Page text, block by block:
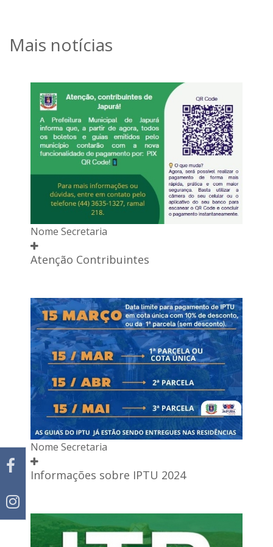
Mais notícias
Nome Secretaria
Atenção Contribuintes
Nome Secretaria
Informações sobre IPTU 2024